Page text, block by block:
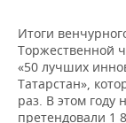
КИБЕРСПОРТ
ФИГУРНОЕ
КУЛЬТУРА
МЕДИЦИНА
СПИСОК
Итоги
Торжественной
«50 лучших
Татарстан»,
раз. В этом
претендовали 1